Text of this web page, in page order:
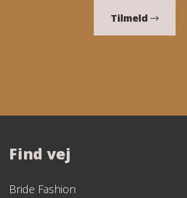
Tilmeld
Find vej
Bride Fashion